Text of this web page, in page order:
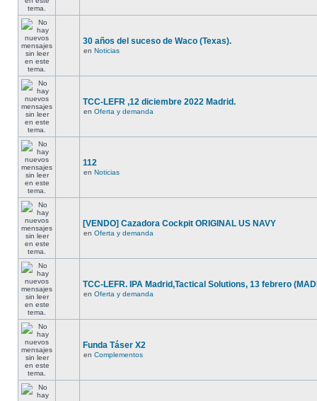
30 años del suceso de Waco (Texas).
en Noticias
TCC-LEFR ,12 diciembre 2022 Madrid.
en Oferta y demanda
112
en Noticias
[VENDO] Cazadora Cockpit ORIGINAL US NAVY
en Oferta y demanda
TCC-LEFR. IPA Madrid,Tactical Solutions, 13 febrero
en Oferta y demanda
Funda Táser X2
en Complementos